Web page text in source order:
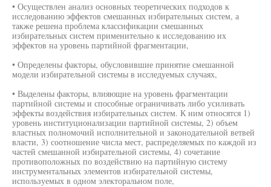
• Осуществлен анализ основных теоретических подходов к
исследованию эффектов смешанных избирательных систем, а
также решена проблема классификации смешанных
избирательных систем применительно к исследованию их
эффектов на уровень партийной фрагментации,
• Определены факторы, обусловившие принятие смешанной
модели избирательной системы в исследуемых случаях,
• Выделены факторы, влияющие на уровень фрагментации
партийной системы и способные ограничивать либо усиливать
эффекты воздействия избирательных систем. К ним относятся 1)
уровень институционализации партийной системы, 2) объем
властных полномочий исполнительной и законодательной ветвей
власти, 3) соотношение числа мест, распределяемых по каждой из
частей смешанной избирательной системы, 4) сочетание
противоположных по воздействию на партийную систему
инструментальных элементов избирательной системы,
используемых в одном электоральном поле,